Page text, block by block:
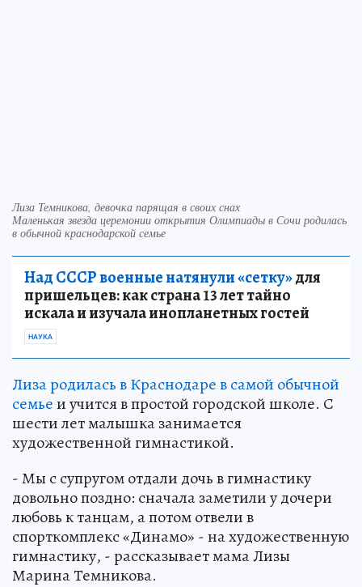
Лиза Темникова, девочка парящая в своих снах
Маленькая звезда церемонии открытия Олимпиады в Сочи родилась
в обычной краснодарской семье
Над СССР военные натянули «сетку»для
пришельцев: как страна 13 лет тайно
искала и изучала инопланетных гостей
НАУКА
Лиза родилась в Краснодаре в самой обычной
семьеи учится в простой городской школе. С
шести лет малышка занимается
художественной гимнастикой.
- Мы с супругом отдали дочь в гимнастику
довольно поздно: сначала заметили у дочери
любовь к танцам, а потом отвели в
спорткомплекс «Динамо» - на художественную
гимнастику, - рассказывает мама Лизы
Марина Темникова.